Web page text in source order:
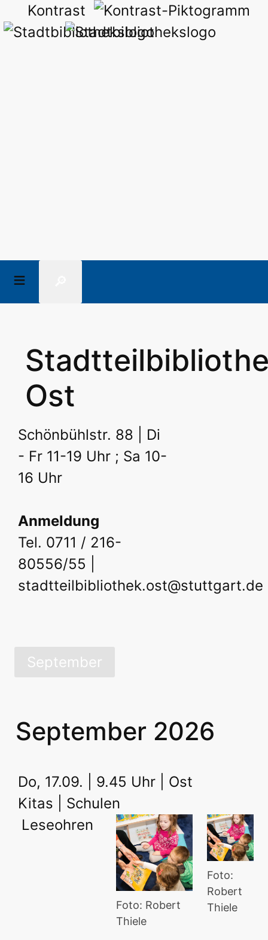
Kontrast
Ost
Schönbühlstr. 88 | Di
- Fr 11-19 Uhr ; Sa 10-
16 Uhr
Anmeldung
Tel. 0711 / 216-
80556/55 |
stadtteilbibliothek.ost@stuttgart.de
September
September 2026
Do, 17.09. | 9.45 Uhr | Ost
Kitas | Schulen
Foto:
Robert
Thiele
Foto: Robert
Thiele
Leseohren